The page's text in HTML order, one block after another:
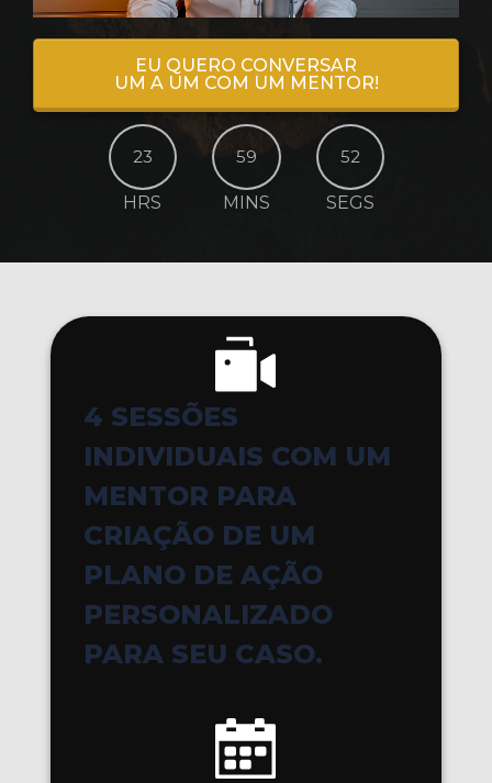
EU QUERO CONVERSAR
UM A UM COM UM MENTOR!
23
HRS
59
MINS
50
SEGS
4 SESSÕES
INDIVIDUAIS COM UM
MENTOR PARA
CRIAÇÃO DE UM
PLANO DE AÇÃO
PERSONALIZADO
PARA SEU CASO.